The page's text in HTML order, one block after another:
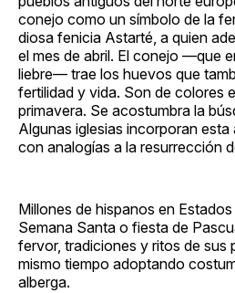
conejo como un símbolo de la
diosa fenicia Astarté, a quien
el mes de abril. El conejo ­—que
liebre­­— trae los huevos que
fertilidad y vida. Son de colores
primavera. Se acostumbra la
Algunas iglesias incorporan
con analogías a la resurrección
Millones de hispanos en
Semana Santa o fiesta de
fervor, tradiciones y ritos de sus
mismo tiempo adoptando
alberga.